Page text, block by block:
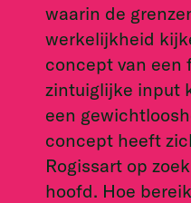
waarin de
werkelijkheid
concept van een
zintuiglijke input
een
concept heeft
Rogissart op
hoofd. Hoe